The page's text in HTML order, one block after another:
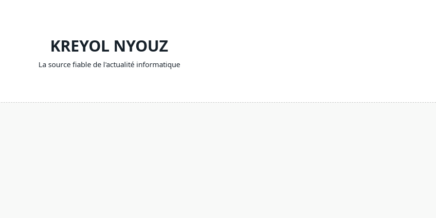
KREYOL NYOUZ
La source fiable de l'actualité informatique